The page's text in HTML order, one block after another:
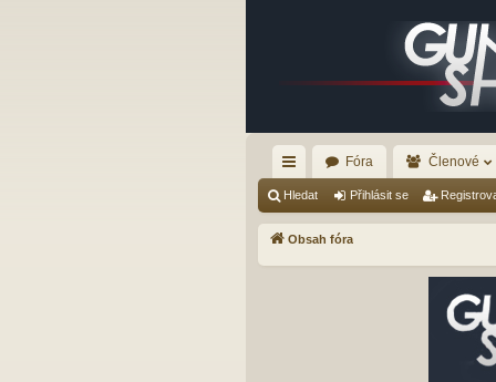
yc
hl
Fóra Členové
Hledat Přihlásit se
Obsah fóra